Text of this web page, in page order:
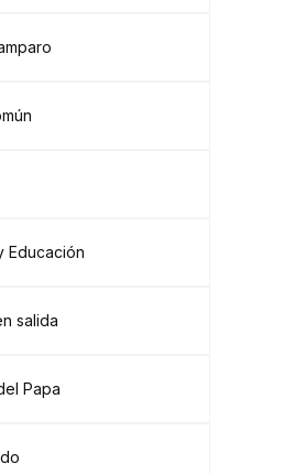
Educación
salida
Papa